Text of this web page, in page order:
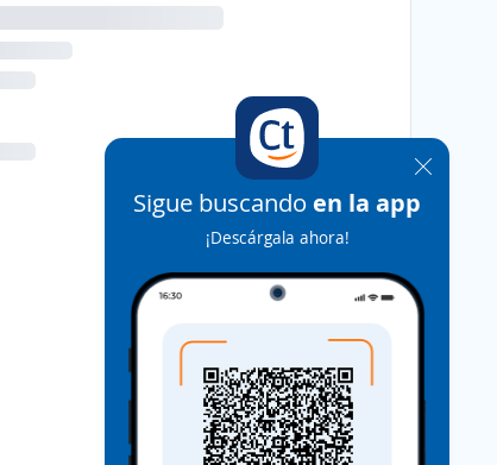
Sigue buscando en la app
¡Descárgala ahora!